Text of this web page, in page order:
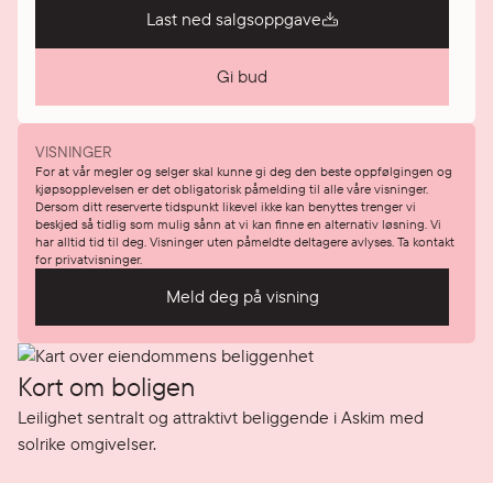
Last ned salgsoppgave
Gi bud
VISNINGER
For at vår megler og selger skal kunne gi deg den beste oppfølgingen og
kjøpsopplevelsen er det obligatorisk påmelding til alle våre visninger.
Dersom ditt reserverte tidspunkt likevel ikke kan benyttes trenger vi
beskjed så tidlig som mulig sånn at vi kan finne en alternativ løsning. Vi
har alltid tid til deg. Visninger uten påmeldte deltagere avlyses. Ta kontakt
for privatvisninger.
Meld deg på visning
Kort om boligen
Leilighet sentralt og attraktivt beliggende i Askim med
solrike omgivelser.